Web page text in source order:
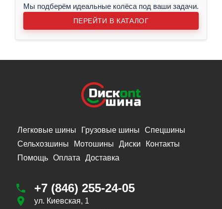
Мы подберём идеальные колёса под ваши задачи.
ПЕРЕЙТИ В КАТАЛОГ
Легковые шины Грузовые шины
Спецшины
Сельхозшины
Мотошины Диски
Контакты
Помощь Оплата Доставка
+7 (846) 255-24-05
ул. Киевская, 1